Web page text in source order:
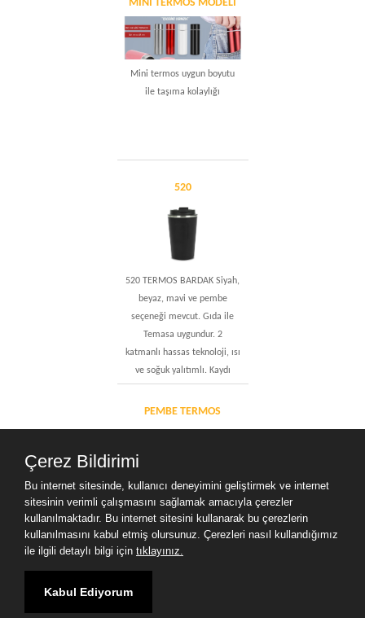
MINI TERMOS MODELI
Mini termos uygun boyutu
ile taşıma kolaylığı
520
520 TERMOS BARDAK Siyah,
beyaz, mavi ve pembe
seçeneği mevcut. Gıda ile
Temasa uygundur. 2
katmanlı hassas teknoloji, ısı
ve soğuk yalıtımlı. Kaydı
PEMBE TERMOS
520 TERMOS BARDAK Siyah,
beyaz, mavi ve pembe
seçeneği mevcut. Gıda ile
Temasa uygundur.
Çerez Bildirimi
Bu internet sitesinde, kullanıcı deneyimini geliştirmek ve internet
sitesinin verimli çalışmasını sağlamak amacıyla çerezler
kullanılmaktadır. Bu internet sitesini kullanarak bu çerezlerin
kullanılmasını kabul etmiş olursunuz. Çerezleri nasıl kullandığımız
ile ilgili detaylı bilgi için tıklayınız.
Kabul Ediyorum